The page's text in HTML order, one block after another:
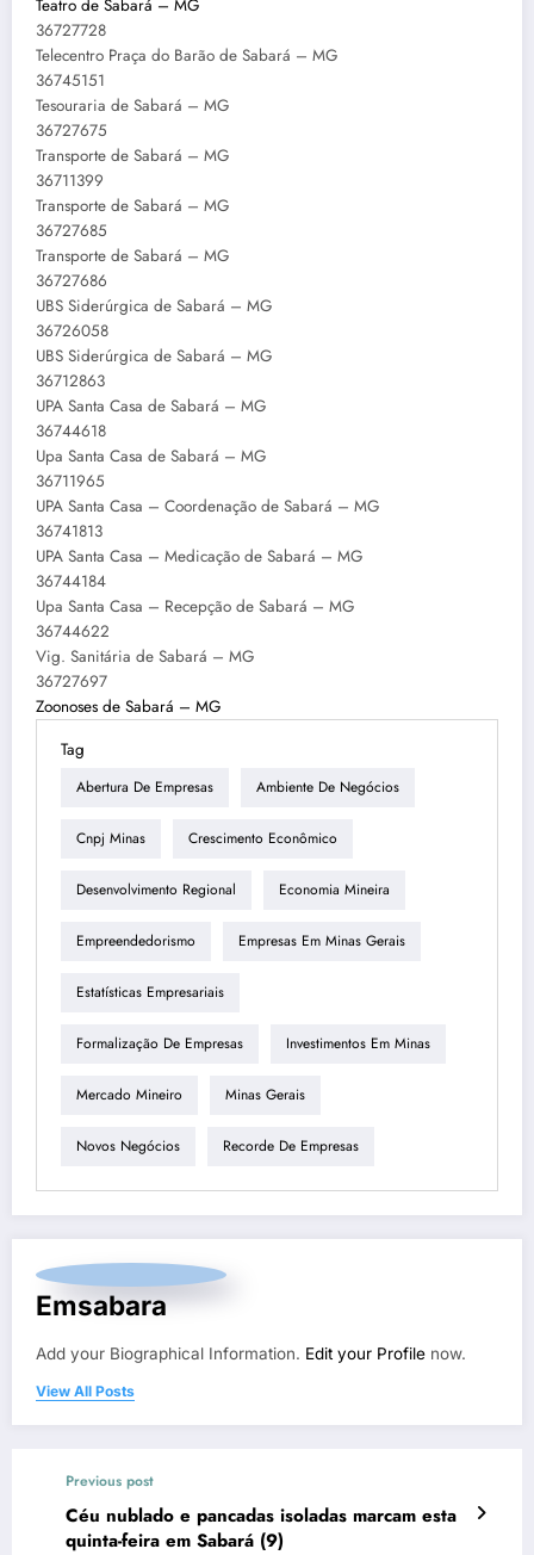
Teatro de Sabará – MG
36727728
Telecentro Praça do Barão de Sabará – MG
36745151
Tesouraria de Sabará – MG
36727675
Transporte de Sabará – MG
36711399
Transporte de Sabará – MG
36727685
Transporte de Sabará – MG
36727686
UBS Siderúrgica de Sabará – MG
36726058
UBS Siderúrgica de Sabará – MG
36712863
UPA Santa Casa de Sabará – MG
36744618
Upa Santa Casa de Sabará – MG
36711965
UPA Santa Casa – Coordenação de Sabará – MG
36741813
UPA Santa Casa – Medicação de Sabará – MG
36744184
Upa Santa Casa – Recepção de Sabará – MG
36744622
Vig. Sanitária de Sabará – MG
36727697
Zoonoses de Sabará – MG
Tag
Abertura De Empresas Ambiente De Negócios
Cnpj Minas Crescimento Econômico
Desenvolvimento Regional Economia Mineira
Empreendedorismo Empresas Em Minas Gerais
Estatísticas Empresariais
Formalização De Empresas Investimentos Em Minas
Mercado Mineiro Minas Gerais
Novos Negócios Recorde De Empresas
Emsabara
Add your Biographical Information. Edit your Profile now.
View All Posts
Previous post
Céu nublado e pancadas isoladas marcam esta
quinta-feira em Sabará (9)